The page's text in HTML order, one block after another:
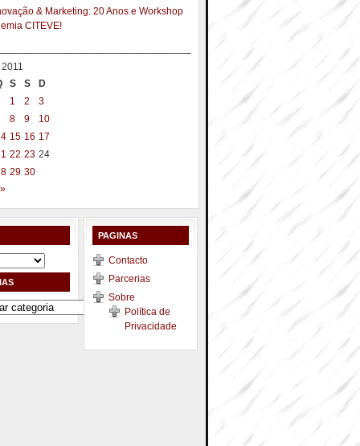
& Marketing: 20 Anos e Workshop
CITEVE!
S S
D
1
2
3
8 9
10
15 16 17
22 23 24
29 30
PAGINAS
Contacto
Parcerias
Sobre
Política de
Privacidade